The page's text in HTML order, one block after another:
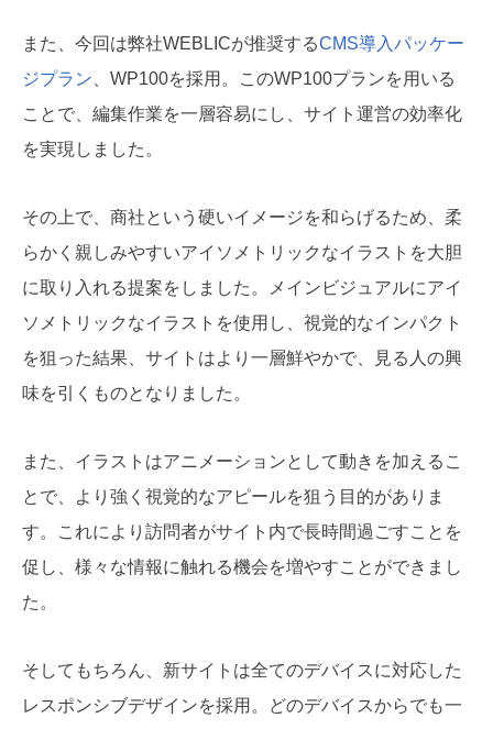
また、今回は弊社WEBLICが推奨するCMS導入パッケー
ジプラン 、WP100を採用。このWP100プランを用いる
ことで、編集作業を一層容易にし、サイト運営の効率化
を実現しました。
その上で、商社という硬いイメージを和らげるため、柔
らかく親しみやすいアイソメトリックなイラストを大胆
に取り入れる提案をしました。メインビジュアルにアイ
ソメトリックなイラストを使用し、視覚的なインパクト
を狙った結果、サイトはより一層鮮やかで、見る人の興
味を引くものとなりました。
また、イラストはアニメーションとして動きを加えるこ
とで、より強く視覚的なアピールを狙う目的がありま
す。これにより訪問者がサイト内で長時間過ごすことを
促し、様々な情報に触れる機会を増やすことができまし
た。
そしてもちろん、新サイトは全てのデバイスに対応した
レスポンシブデザインを採用。どのデバイスからでも一